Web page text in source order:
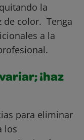
la
de color. Tenga
a la
¡haz
para eliminar
los